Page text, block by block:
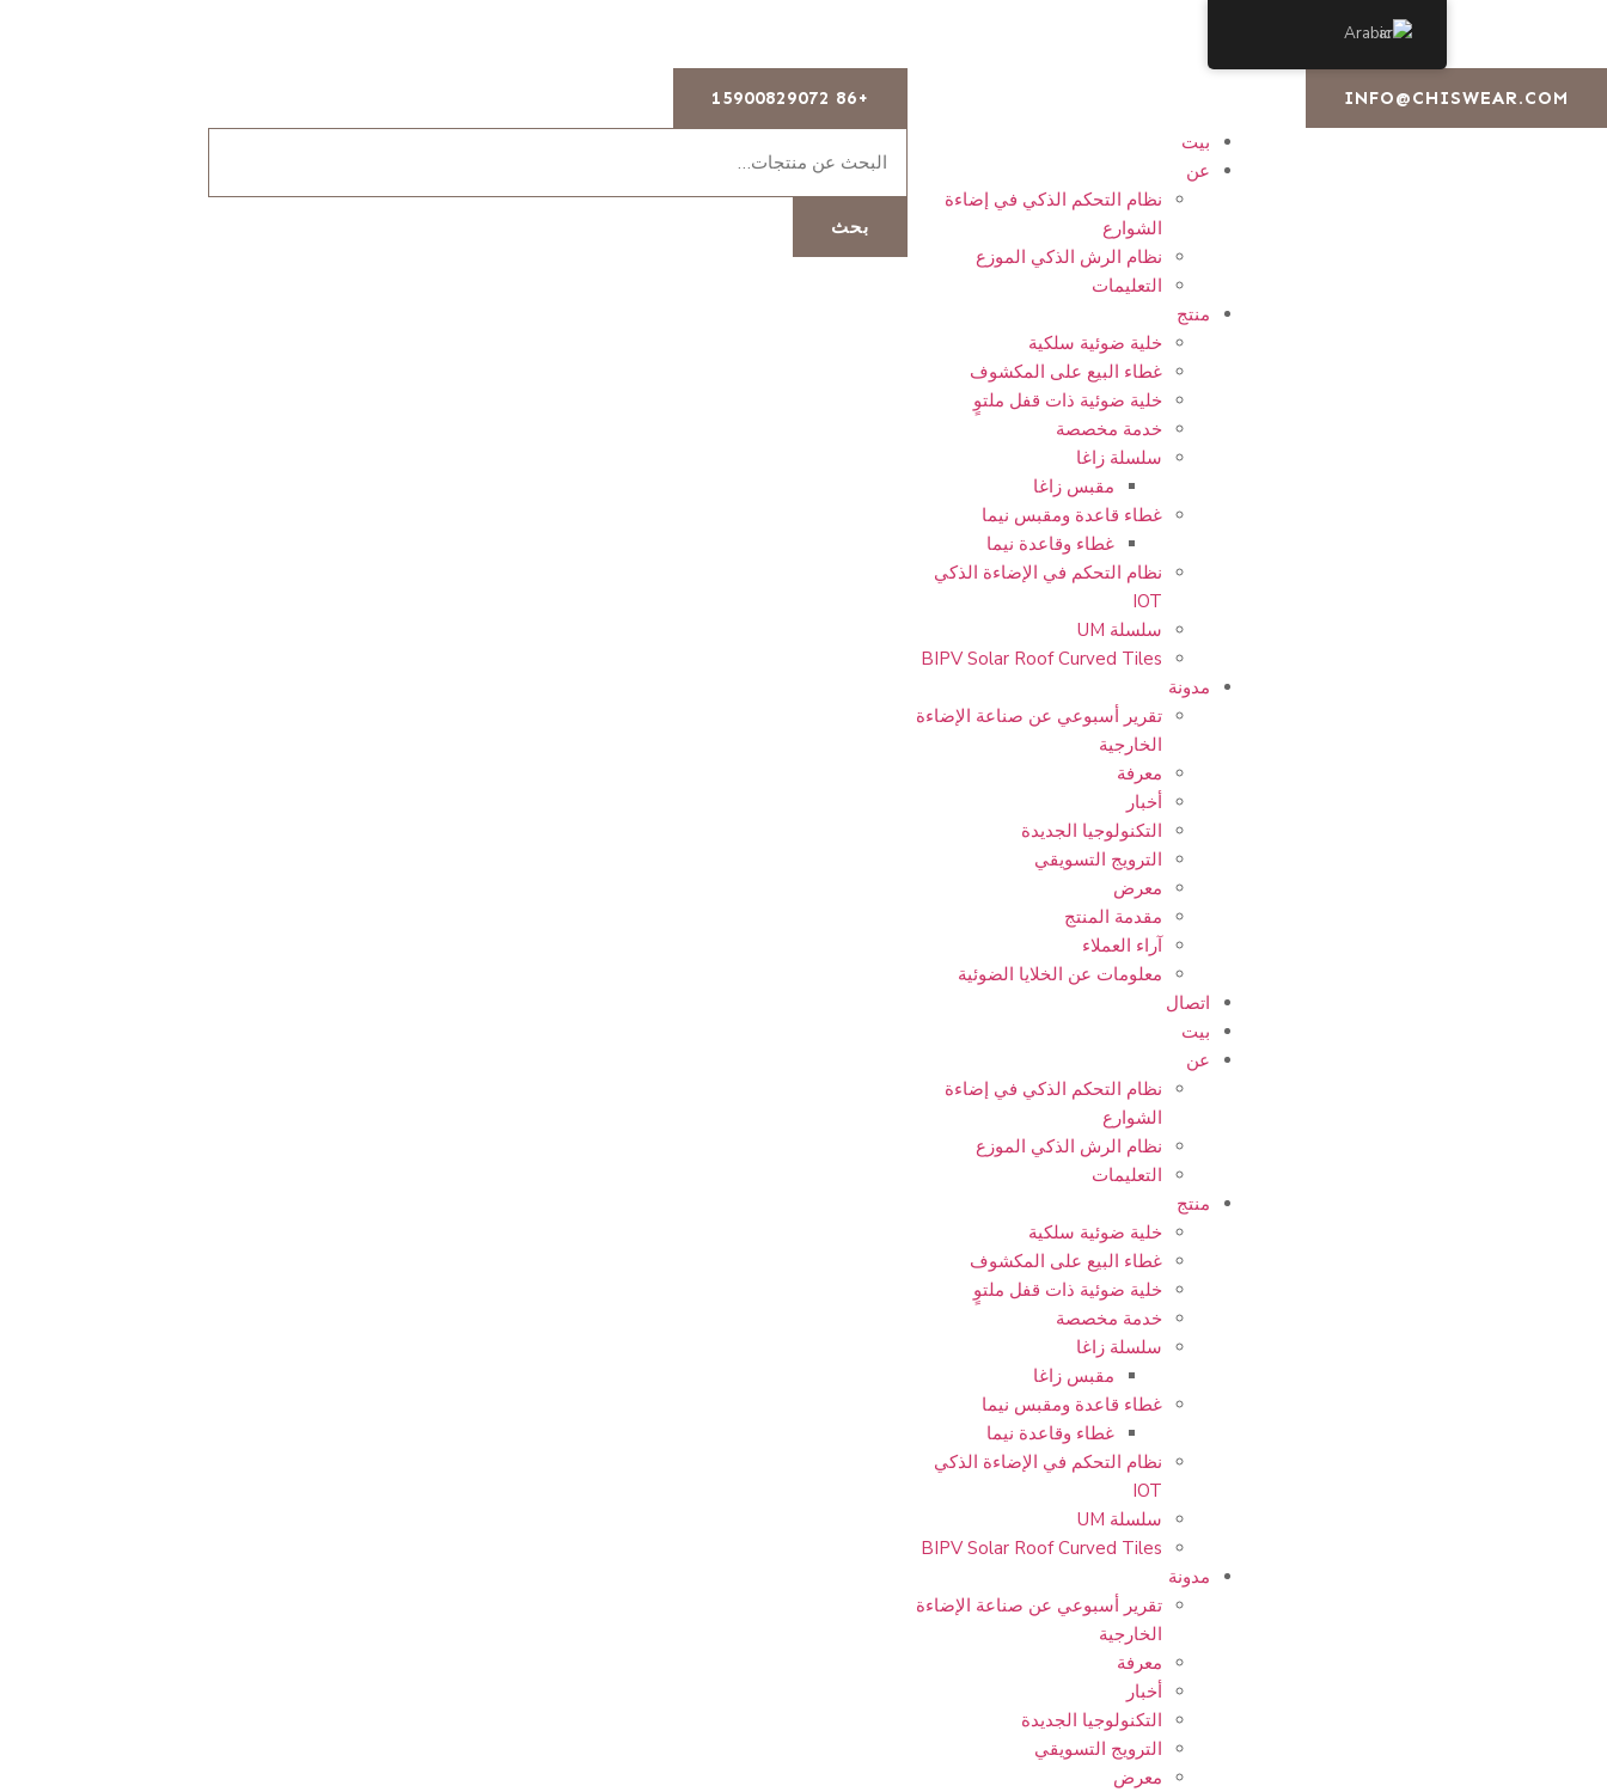
INFO@CHISWEAR.COM
+86 15900829072
بيت
عن
نظام التحكم الذكي في إضاءة
الشوارع
نظام الرش الذكي الموزع
التعليمات
منتج
خلية ضوئية سلكية
غطاء البيع على المكشوف
خلية ضوئية ذات قفل ملتوٍ
خدمة مخصصة
سلسلة زاغا
مقبس زاغا
غطاء قاعدة ومقبس نيما
غطاء وقاعدة نيما
نظام التحكم في الإضاءة الذكي
IOT
سلسلة UM
BIPV Solar Roof Curved Tiles
مدونة
تقرير أسبوعي عن صناعة الإضاءة
الخارجية
معرفة
أخبار
التكنولوجيا الجديدة
الترويج التسويقي
معرض
مقدمة المنتج
آراء العملاء
معلومات عن الخلايا الضوئية
اتصال
بيت
عن
نظام التحكم الذكي في إضاءة
الشوارع
نظام الرش الذكي الموزع
التعليمات
منتج
خلية ضوئية سلكية
غطاء البيع على المكشوف
خلية ضوئية ذات قفل ملتوٍ
خدمة مخصصة
سلسلة زاغا
مقبس زاغا
غطاء قاعدة ومقبس نيما
غطاء وقاعدة نيما
نظام التحكم في الإضاءة الذكي
IOT
سلسلة UM
BIPV Solar Roof Curved Tiles
مدونة
تقرير أسبوعي عن صناعة الإضاءة
الخارجية
معرفة
أخبار
التكنولوجيا الجديدة
الترويج التسويقي
معرض
بحث
Arabic